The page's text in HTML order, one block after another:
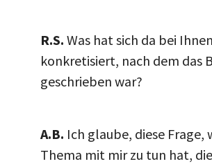
R.S. Was hat sich da bei Ihnen
konkretisiert, nach dem das
geschrieben war?
A.B. Ich glaube, diese Frage,
Thema mit mir zu tun hat,